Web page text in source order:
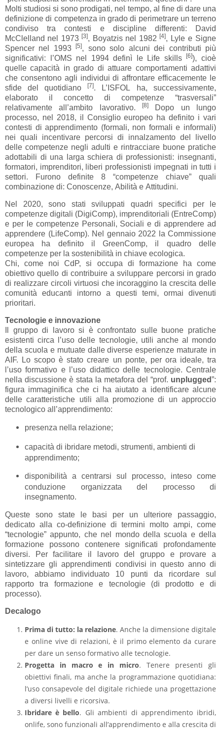
Molti studiosi si sono prodigati, nel tempo, al fine di dare una
definizione di competenza in grado di perimetrare un terreno
condiviso tra contesti e discipline differenti: David
McClelland nel 1973 [3], Boyatzis nel 1982 [4], Lyle e Signe
Spencer nel 1993
[5], sono solo alcuni dei contributi più
significativi: l’OMS nel 1994 definì le Life skills
[6]), cioè
quelle capacità in grado di attuare comportamenti adattivi
che consentono agli individui di affrontare efficacemente le
sfide del quotidiano
[7]. L’ISFOL ha, successivamente,
elaborato il concetto di competenze “trasversali”
relativamente all’ambito lavorativo.
[8]
Dopo un lungo
processo, nel 2018, il Consiglio europeo ha definito i vari
contesti di apprendimento (formali, non formali e informali)
nei quali incentivare percorsi di innalzamento del livello
delle competenze negli adulti e rintracciare buone pratiche
adottabili di una larga schiera di professionisti: insegnanti,
formatori, imprenditori, liberi professionisti impegnati in tutti i
settori. Furono definite 8 “competenze chiave” quali
combinazione di: Conoscenze, Abilità e Attitudini.
Nel 2020, sono stati sviluppati quadri specifici per le
competenze digitali (DigiComp), imprenditoriali (EntreComp)
e per le competenze Personali, Sociali e di apprendere ad
apprendere (LifeComp). Nel gennaio 2022 la Commissione
europea ha definito il GreenComp, il quadro delle
competenze per la sostenibilità in chiave ecologica.
Chi, come noi CdP, si occupa di formazione ha come
obiettivo quello di contribuire a sviluppare percorsi in grado
di realizzare circoli virtuosi che incoraggino la crescita delle
comunità educanti intorno a questi temi, ormai divenuti
prioritari.
Tecnologie e innovazione
Il gruppo di lavoro si è confrontato sulle buone pratiche
esistenti circa l’uso delle tecnologie, utili anche al mondo
della scuola e mutuate dalle diverse esperienze maturate in
AIF. Lo scopo è stato creare un ponte, per ora ideale, tra
l’uso formativo e l’uso didattico delle tecnologie. Centrale
nella discussione è stata la metafora del “prof. unplugged”:
figura immaginifica che ci ha aiutato a identificare alcune
delle caratteristiche utili alla promozione di un approccio
tecnologico all’apprendimento:
presenza nella relazione;
capacità di ibridare metodi, strumenti, ambienti di
apprendimento;
disponibilità a centrarsi sul processo, inteso come
conduzione organizzata del processo di
insegnamento.
Queste sono state le basi per un ulteriore passaggio,
dedicato alla co-definizione di termini molto ampi, come
“tecnologie” appunto, che nel mondo della scuola e della
formazione possono contenere significati profondamente
diversi. Per facilitare il lavoro del gruppo e provare a
sintetizzare gli apprendimenti condivisi in questo anno di
lavoro, abbiamo individuato 10 punti da ricordare sul
rapporto tra formazione e tecnologie (di prodotto e di
processo).
Decalogo
Prima di tutto: la relazione. Anche la dimensione digitale
e online vive di relazioni, è il primo elemento da curare
per dare un senso formativo alle tecnologie.
Progetta in macro e in micro. Tenere presenti gli
obiettivi finali, ma anche la programmazione quotidiana:
l’uso consapevole del digitale richiede una progettazione
a diversi livelli e ricorsiva.
Ibridare è bello. Gli ambienti di apprendimento ibridi,
onlife, sono funzionali all’apprendimento e alla crescita di